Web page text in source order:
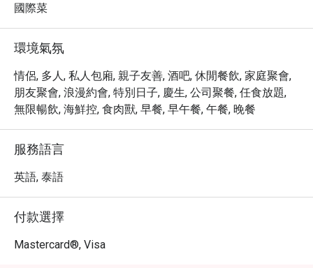
・透過 Eatigo 預訂 Clover Sky Bar & Restaurant，您將有
級的美食與美景。
國際菜
環境氣氛
情侶, 多人, 私人包廂, 親子友善, 酒吧, 休閒餐飲, 家庭聚會,
朋友聚會, 浪漫約會, 特別日子, 慶生, 公司聚餐, 任食放題,
無限暢飲, 海鮮控, 食肉獸, 早餐, 早午餐, 午餐, 晚餐
服務語言
英語, 泰語
付款選擇
Mastercard®, Visa